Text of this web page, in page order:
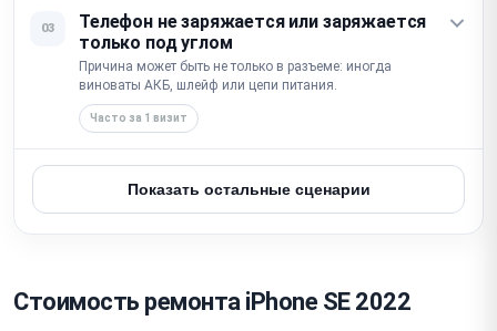
03
Телефон не заряжается или заряжается
только под углом
Причина может быть не только в разъеме: иногда
виноваты АКБ, шлейф или цепи питания.
Часто за 1 визит
Показать остальные сценарии
Стоимость ремонта iPhone SE 2022